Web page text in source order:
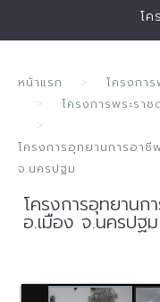
โค
หน้าแรก
โครงกา
โครงการพระรา
โครงการอุทยานการอา
จ.นครปฐม
โครงการอุทยาน
อ.เมือง จ.นครปฐม